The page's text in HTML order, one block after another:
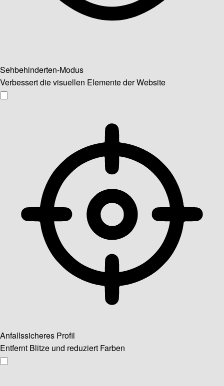
Sehbehinderten-Modus
Verbessert die visuellen Elemente der Website
Anfallssicheres Profil
Entfernt Blitze und reduziert Farben